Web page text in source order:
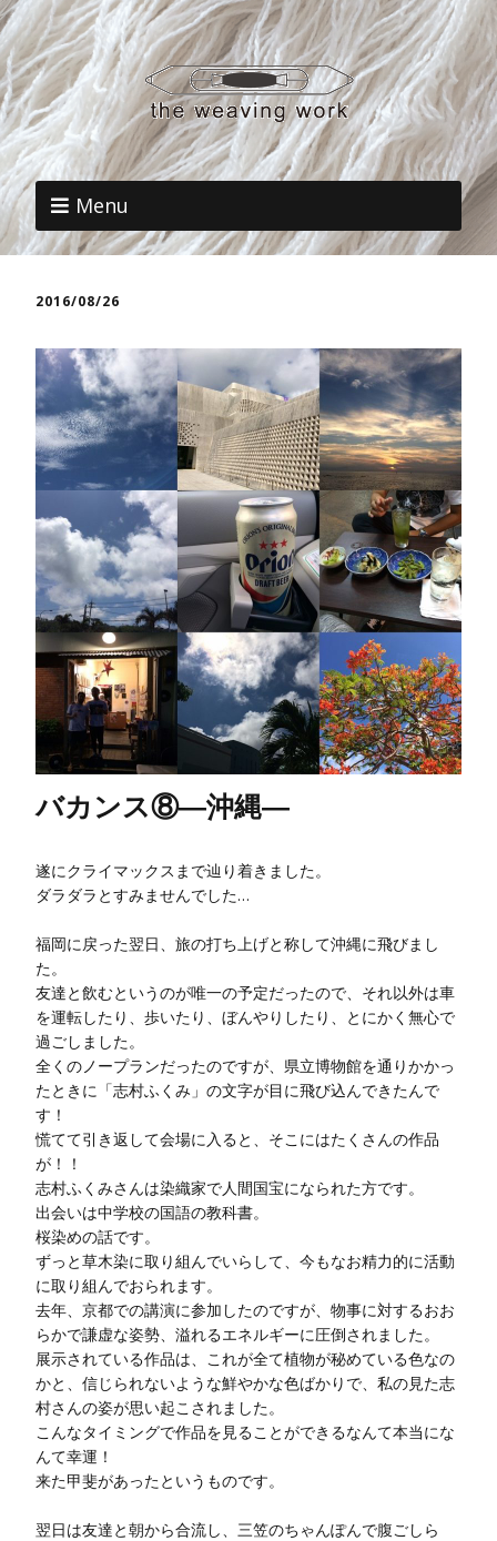
Menu
2016/08/26
バカンス⑧―沖縄―
遂にクライマックスまで辿り着きました。
ダラダラとすみませんでした…
福岡に戻った翌日、旅の打ち上げと称して沖縄に飛びまし
た。
友達と飲むというのが唯一の予定だったので、それ以外は車
を運転したり、歩いたり、ぼんやりしたり、とにかく無心で
過ごしました。
全くのノープランだったのですが、県立博物館を通りかかっ
たときに「志村ふくみ」の文字が目に飛び込んできたんで
す！
慌てて引き返して会場に入ると、そこにはたくさんの作品
が！！
志村ふくみさんは染織家で人間国宝になられた方です。
出会いは中学校の国語の教科書。
桜染めの話です。
ずっと草木染に取り組んでいらして、今もなお精力的に活動
に取り組んでおられます。
去年、京都での講演に参加したのですが、物事に対するおお
らかで謙虚な姿勢、溢れるエネルギーに圧倒されました。
展示されている作品は、これが全て植物が秘めている色なの
かと、信じられないような鮮やかな色ばかりで、私の見た志
村さんの姿が思い起こされました。
こんなタイミングで作品を見ることができるなんて本当にな
んて幸運！
来た甲斐があったというものです。
翌日は友達と朝から合流し、三笠のちゃんぽんで腹ごしら